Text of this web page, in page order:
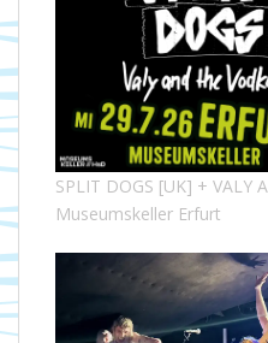
SPLIT DOGS [UK] + VALY
Museumskeller Erfurt